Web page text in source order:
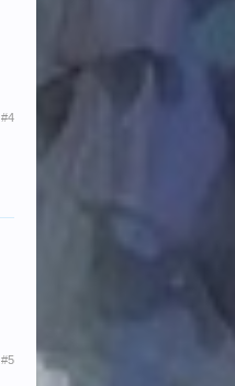
#4
#5